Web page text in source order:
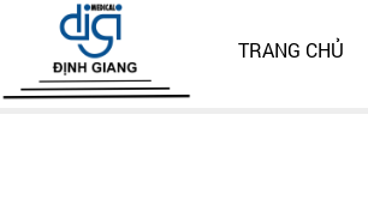
TRANG CHỦ
Trang chủ